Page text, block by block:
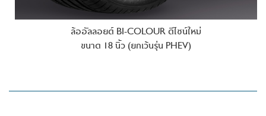
ล้ออัลลอยด์ BI-COLOUR ดีไซน์ใหม่
ขนาด 18 นิ้ว (ยกเว้นรุ่น PHEV)